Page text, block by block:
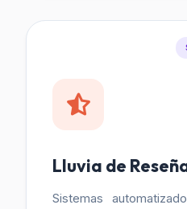
Lluvia de
Sistemas